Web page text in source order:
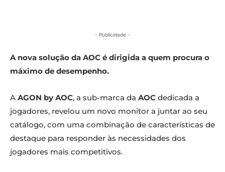
- Publicidade -
A nova solução da AOC é dirigida a quem procura o
máximo de desempenho.
A AGON by AOC, a sub-marca da AOC dedicada a
jogadores, revelou um novo monitor a juntar ao seu
catálogo, com uma combinação de características de
destaque para responder às necessidades dos
jogadores mais competitivos.